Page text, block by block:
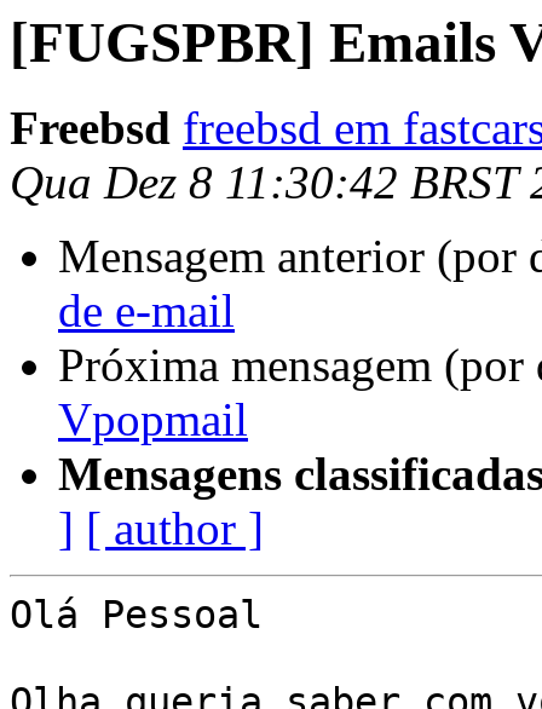
[FUGSPBR] Emails
Freebsd freebsd em
Qua Dez 8 11:30:42 BRST
Mensagem anterior (por
de e-mail
Próxima mensagem
Vpopmail
Mensagens
] [ author ]
Olá Pessoal